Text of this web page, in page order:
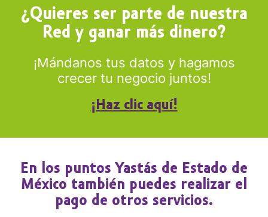
¿Quieres ser parte de nuestra
Red y ganar más dinero?
¡Mándanos tus datos y hagamos
crecer tu negocio juntos!
¡Haz clic aquí!
En los puntos Yastás de Estado de
México también puedes realizar el
pago de otros servicios.